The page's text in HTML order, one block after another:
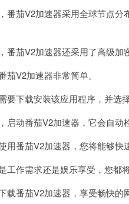
茄V2加速器采用全球节点分
茄V2加速器还采用了高级加
V2加速器非常简单。
下载安装该应用程序，并选择
动番茄V2加速器，它会自动
番茄V2加速器，您将能够快速
作需求还是娱乐享受，您都将
番茄V2加速器，享受畅快的网